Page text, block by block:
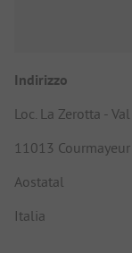
Indirizzo
Loc. La Zerotta - Val
11013 Courmayeur
Aostatal
Italia